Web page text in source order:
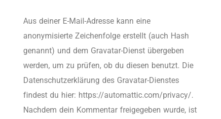
Aus deiner E-Mail-Adresse kann eine
anonymisierte Zeichenfolge erstellt (auch Hash
genannt) und dem Gravatar-Dienst übergeben
werden, um zu prüfen, ob du diesen benutzt. Die
Datenschutzerklärung des Gravatar-Dienstes
findest du hier: https://automattic.com/privacy/.
Nachdem dein Kommentar freigegeben wurde, ist